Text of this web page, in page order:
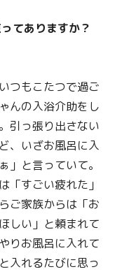
てありますか？
つもこたつで過ご
んの入浴介助をし
引っ張り出さない
、いざお風呂に入
」と言っていて。
「すごい疲れた」
ご家族からは「お
しい」と頼まれて
りお風呂に入れて
入れるたびに思っ